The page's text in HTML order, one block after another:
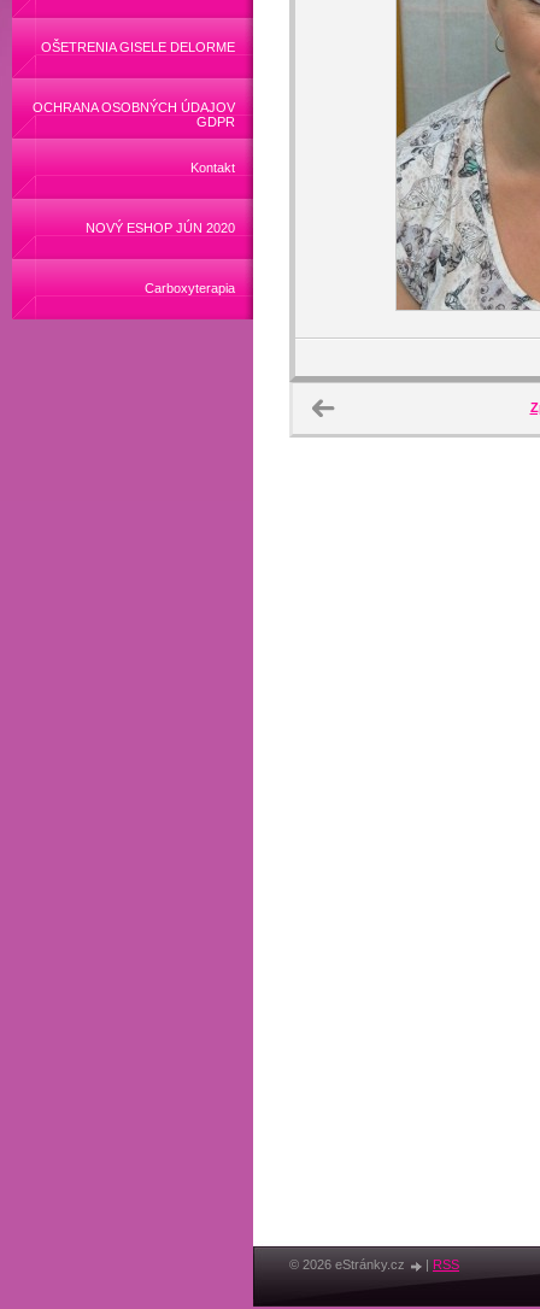
OŠETRENIA GISELE DELORME
OCHRANA OSOBNÝCH ÚDAJOV
GDPR
Kontakt
NOVÝ ESHOP JÚN 2020
Carboxyterapia
© 2026 eStránky.cz RSS